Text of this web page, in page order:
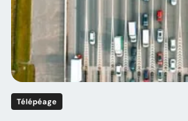
Télépéage